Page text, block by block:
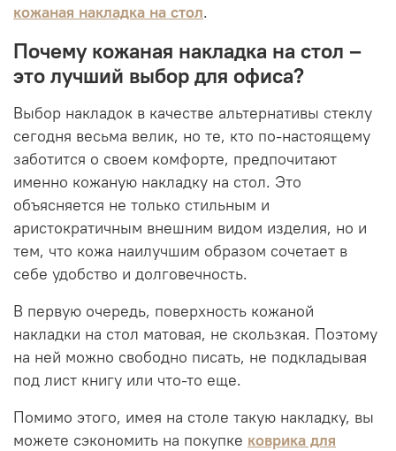
кожаная накладка на стол.
Почему кожаная накладка на стол –
это лучший выбор для офиса?
Выбор накладок в качестве альтернативы стеклу
сегодня весьма велик, но те, кто по-настоящему
заботится о своем комфорте, предпочитают
именно кожаную накладку на стол. Это
объясняется не только стильным и
аристократичным внешним видом изделия, но и
тем, что кожа наилучшим образом сочетает в
себе удобство и долговечность.
В первую очередь, поверхность кожаной
накладки на стол матовая, не скользкая. Поэтому
на ней можно свободно писать, не подкладывая
под лист книгу или что-то еще.
Помимо этого, имея на столе такую накладку, вы
можете сэкономить на покупке коврика для